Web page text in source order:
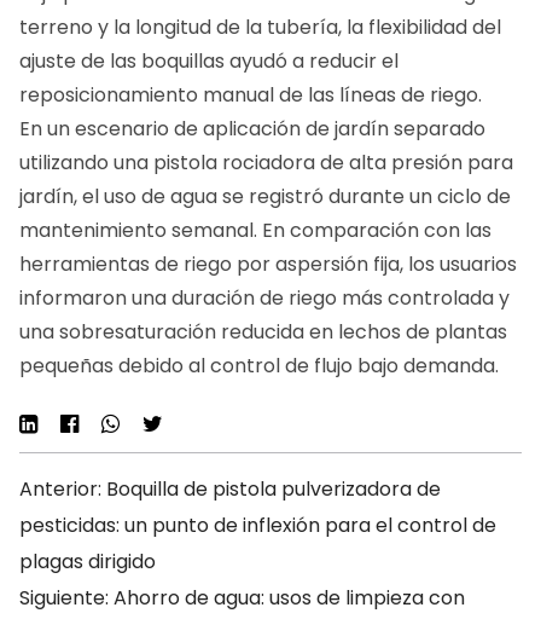
terreno y la longitud de la tubería, la flexibilidad del
ajuste de las boquillas ayudó a reducir el
reposicionamiento manual de las líneas de riego.
En un escenario de aplicación de jardín separado
utilizando una pistola rociadora de alta presión para
jardín, el uso de agua se registró durante un ciclo de
mantenimiento semanal. En comparación con las
herramientas de riego por aspersión fija, los usuarios
informaron una duración de riego más controlada y
una sobresaturación reducida en lechos de plantas
pequeñas debido al control de flujo bajo demanda.
Anterior: Boquilla de pistola pulverizadora de
pesticidas: un punto de inflexión para el control de
plagas dirigido
Siguiente: Ahorro de agua: usos de limpieza con